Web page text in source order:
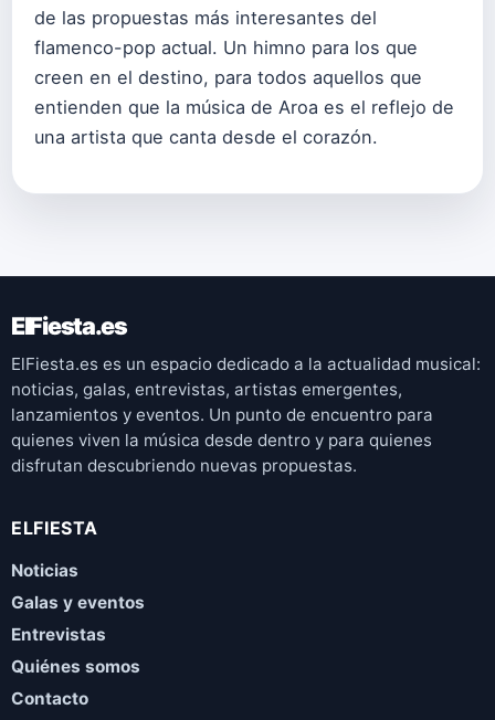
de las propuestas más interesantes del
flamenco-pop actual. Un himno para los que
creen en el destino, para todos aquellos que
entienden que la música de Aroa es el reflejo de
una artista que canta desde el corazón.
ElFiesta.es
ElFiesta.es es un espacio dedicado a la actualidad musical:
noticias, galas, entrevistas, artistas emergentes,
lanzamientos y eventos. Un punto de encuentro para
quienes viven la música desde dentro y para quienes
disfrutan descubriendo nuevas propuestas.
ELFIESTA
Noticias
Galas y eventos
Entrevistas
Quiénes somos
Contacto